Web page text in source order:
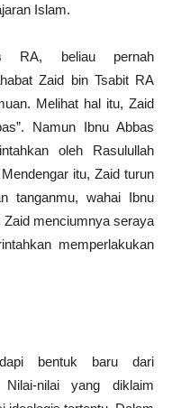
Islam.
RA, beliau pernah
Zaid bin Tsabit RA
Melihat hal itu, Zaid
Namun Ibnu Abbas
oleh Rasulullah
itu, Zaid turun
tanganmu, wahai Ibnu
Zaid menciumnya seraya
memperlakukan
bentuk baru dari
Nilai-nilai yang diklaim